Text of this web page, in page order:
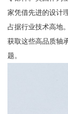
家凭借先进的设计
占据行业技术高地
获取这些高品质轴
题。